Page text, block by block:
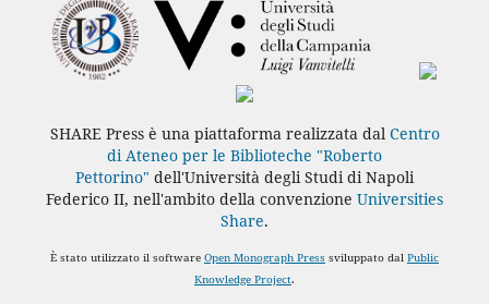
SHARE Press è una piattaforma realizzata dal Centro
di Ateneo per le Biblioteche "Roberto
Pettorino" dell'Università degli Studi di Napoli
Federico II, nell'ambito della convenzione Universities
Share.
È stato utilizzato il software Open Monograph Press sviluppato dal Public
Knowledge Project.